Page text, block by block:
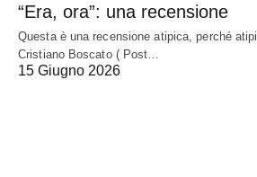
“Era, ora”: una recensione
Questa è una recensione atipica, perché
Cristiano Boscato ( Post…
15 Giugno 2026